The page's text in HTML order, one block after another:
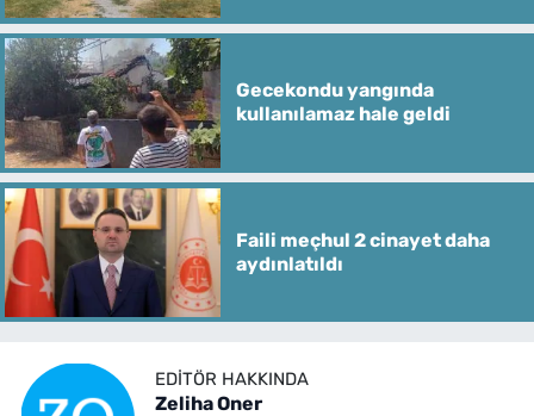
Gecekondu yangında
kullanılamaz hale geldi
Faili meçhul 2 cinayet daha
aydınlatıldı
EDITÖR HAKKINDA
Zeliha Oner